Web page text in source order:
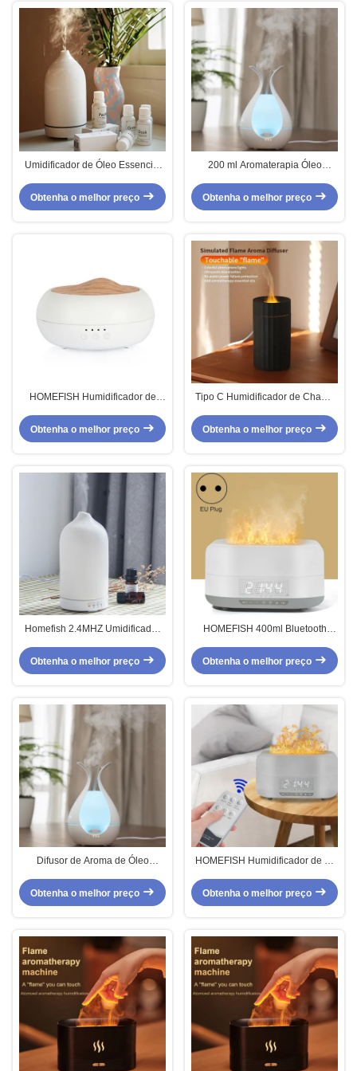
Umidificador de Óleo Essencial
Ultrasônicos Capacidade 51-
Obtenha o melhor preço
200 ml Aromaterapia Óleo
Diffuser OEM ODM
Obtenha o melhor preço
HOMEFISH Humidificador de
Alimentação USB
Obtenha o melhor preço
Tipo C Humidificador de Chama
Fogo Com Luz de Mudança LED
Obtenha o melhor preço
Homefish 2.4MHZ Umidificador
de Aromaterapia Cerâmica OEM
100ml
Obtenha o melhor preço
HOMEFISH 400ml Bluetooth
Ultrassonico Humidificador
Inteligente DC 24V
Obtenha o melhor preço
Difusor de Aroma de Óleo
Escritório em Casa
Obtenha o melhor preço
HOMEFISH Humidificador de Ar
ml com Bluetooth
Obtenha o melhor preço